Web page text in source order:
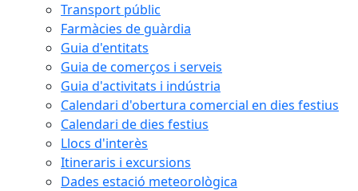
Transport públic
Farmàcies de guàrdia
Guia d'entitats
Guia de comerços i serveis
Guia d'activitats i indústria
Calendari d'obertura comercial en dies festius
Calendari de dies festius
Llocs d'interès
Itineraris i excursions
Dades estació meteorològica